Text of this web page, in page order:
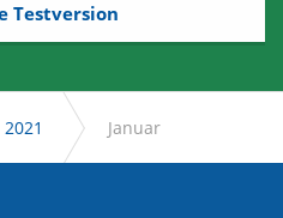
Testversion
2021 Januar